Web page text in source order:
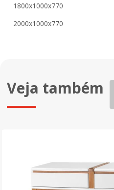
1800x1000x770
2000x1000x770
Veja também